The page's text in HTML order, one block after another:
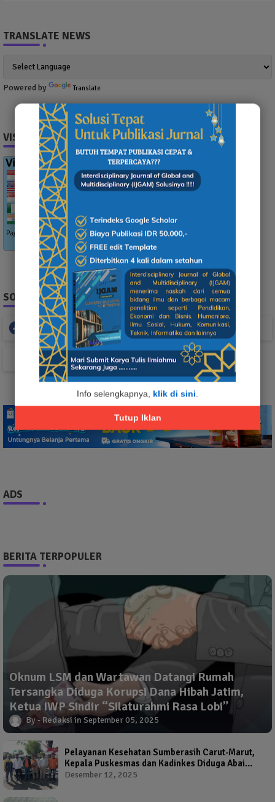
Info selengkapnya, klik di sini.
Tutup Iklan
TRANSLATE NEWS
Powered by Translate
VISITOR
SOCIAL PLUGIN
Facebook Whatsapp
TikTok
ADS
BERITA TERPOPULER
Oknum LSM dan Wartawan Datangi Rumah
Tersangka Diduga Korupsi Dana Hibah Jatim,
Ketua IWP Sindir “Silaturahmi Rasa Lobi”
Redaksi September 05, 2025
Pelayanan Kesehatan Sumberasih Carut-Marut,
Kepala Puskesmas dan Kadinkes Diduga Abai
Warga Jadi Korban
Desember 12, 2025